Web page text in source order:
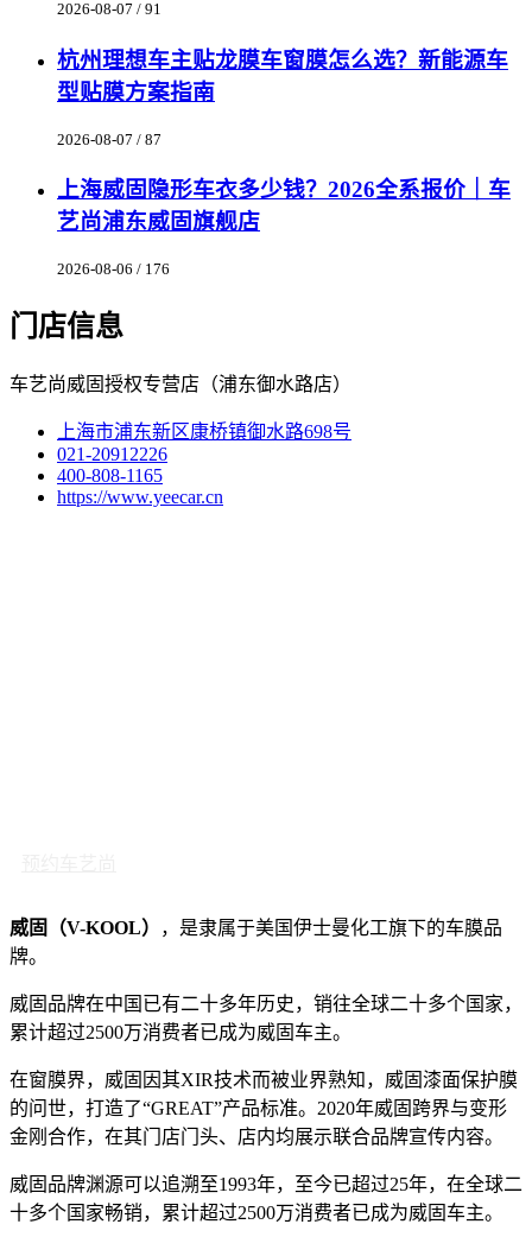
2026-08-07 / 91
杭州理想车主贴龙膜车窗膜怎么选？新能源车
型贴膜方案指南
2026-08-07 / 87
上海威固隐形车衣多少钱？2026全系报价｜车
艺尚浦东威固旗舰店
2026-08-06 / 176
门店信息
车艺尚威固授权专营店（浦东御水路店）
上海市浦东新区康桥镇御水路698号
021-20912226
400-808-1165
https://www.yeecar.cn
威固（V-KOOL）
，是隶属于美国伊士曼化工旗下的车膜品
牌。
威固品牌在中国已有二十多年历史，销往全球二十多个国家，
累计超过2500万消费者已成为威固车主。
在窗膜界，威固因其XIR技术而被业界熟知，威固漆面保护膜
的问世，打造了“GREAT”产品标准。2020年威固跨界与变形
金刚合作，在其门店门头、店内均展示联合品牌宣传内容。
威固品牌渊源可以追溯至1993年，至今已超过25年，在全球二
十多个国家畅销，累计超过2500万消费者已成为威固车主。